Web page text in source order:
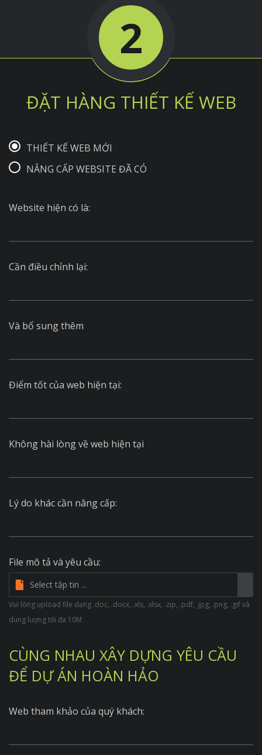
2
ĐẶT HÀNG THIẾT KẾ WEB
THIẾT KẾ WEB MỚI
NÂNG CẤP WEBSITE ĐÃ CÓ
Website hiện có là:
Cần điều chỉnh lại:
Và bổ sung thêm
Điểm tốt của web hiện tại:
Không hài lòng về web hiện tại
Lý do khác cần nâng cấp:
File mô tả và yêu cầu:
Vui lòng upload file dạng .doc, .docx, .xls, .xlsx, .zip, .pdf, .jpg, .png, .gif và
dung lượng tối đa 10M
CÙNG NHAU XÂY DỰNG YÊU CẦU
ĐỂ DỰ ÁN HOÀN HẢO
Web tham khảo của quý khách: